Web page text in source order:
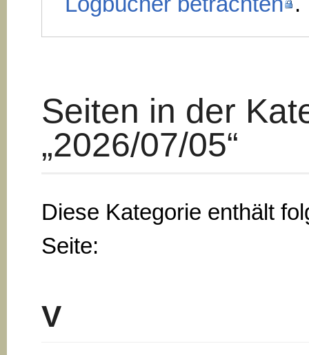
Seiten in der
„2026/07/05“
Diese Kategorie enthält
Seite:
V